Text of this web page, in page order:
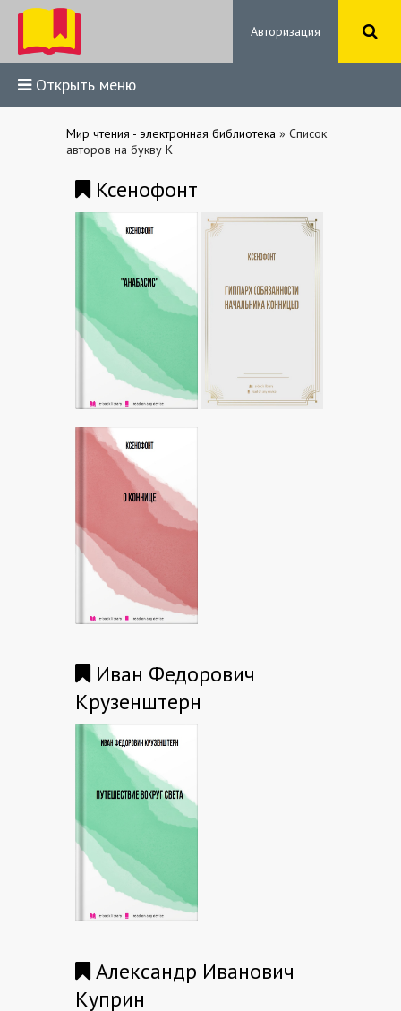
Авторизация
Открыть меню
Мир чтения - электронная библиотека » Список
авторов на букву К
Ксенофонт
Иван Федорович
Крузенштерн
Александр Иванович
Куприн